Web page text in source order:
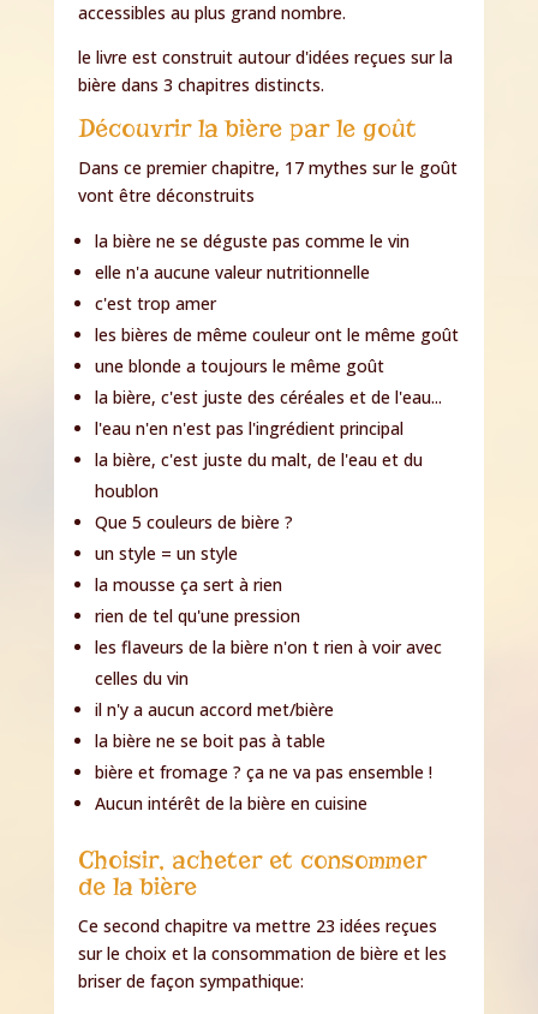
accessibles au plus grand nombre.
le livre est construit autour d'idées reçues sur la
bière dans 3 chapitres distincts.
Découvrir la bière par le goût
Dans ce premier chapitre, 17 mythes sur le goût
vont être déconstruits
la bière ne se déguste pas comme le vin
elle n'a aucune valeur nutritionnelle
c'est trop amer
les bières de même couleur ont le même goût
une blonde a toujours le même goût
la bière, c'est juste des céréales et de l'eau...
l'eau n'en n'est pas l'ingrédient principal
la bière, c'est juste du malt, de l'eau et du
houblon
Que 5 couleurs de bière ?
un style = un style
la mousse ça sert à rien
rien de tel qu'une pression
les flaveurs de la bière n'on t rien à voir avec
celles du vin
il n'y a aucun accord met/bière
la bière ne se boit pas à table
bière et fromage ? ça ne va pas ensemble !
Aucun intérêt de la bière en cuisine
Choisir, acheter et consommer
de la bière
Ce second chapitre va mettre 23 idées reçues
sur le choix et la consommation de bière et les
briser de façon sympathique: